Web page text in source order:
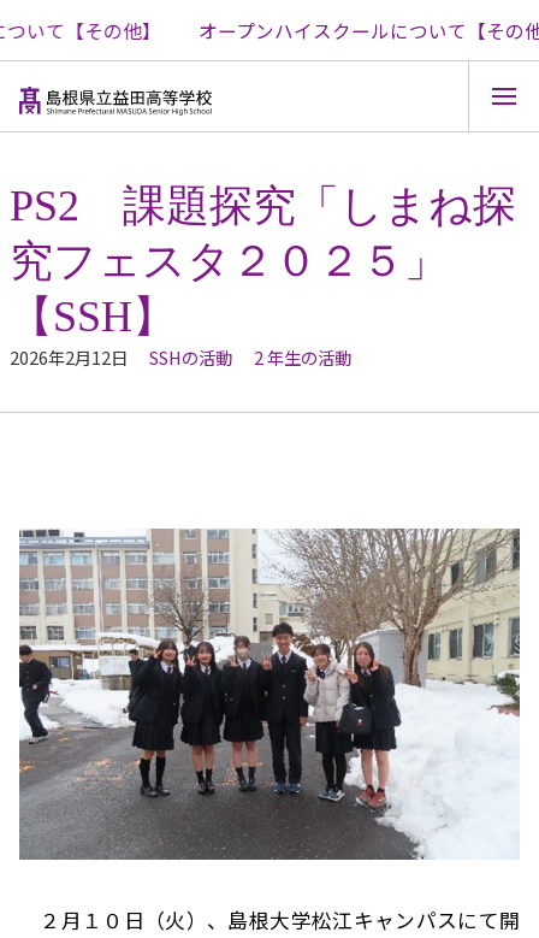
コ
テ
ン
へ
ス
プ
て【その他】 オープンハイスクールについて【その他
PS2 課題探究「しまね探
究フェスタ２０２５」
【SSH】
2026年2月12日 SSHの活動 2 年生の活動
２月１０日（火）、島根大学松江キャンパスにて開